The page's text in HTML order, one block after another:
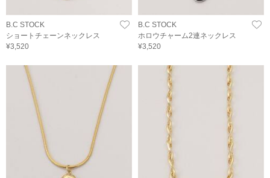
B.C STOCK
ショートチェーンネックレス
¥3,520
B.C STOCK
ホロウチャーム2連ネックレス
¥3,520